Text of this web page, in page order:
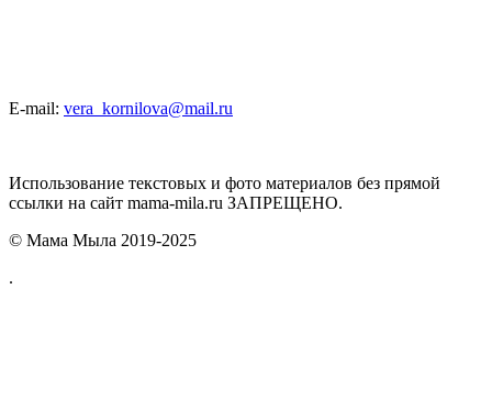
E-mail: vera_kornilova@mail.ru
Использование текстовых и фото материалов без прямой
ссылки на сайт mama-mila.ru ЗАПРЕЩЕНО.
© Мама Мыла 2019-2025
.